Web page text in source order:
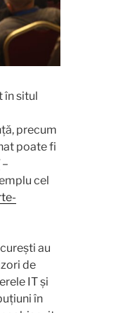
în situl
precum
poate fi
–
cel
au
de
IT și
în